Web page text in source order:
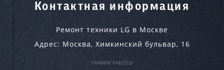
Контактная информация
Ремонт техники LG в Москве
Адрес: Москва, Химкинский бульвар, 16
ГРАФИК РАБОТЫ